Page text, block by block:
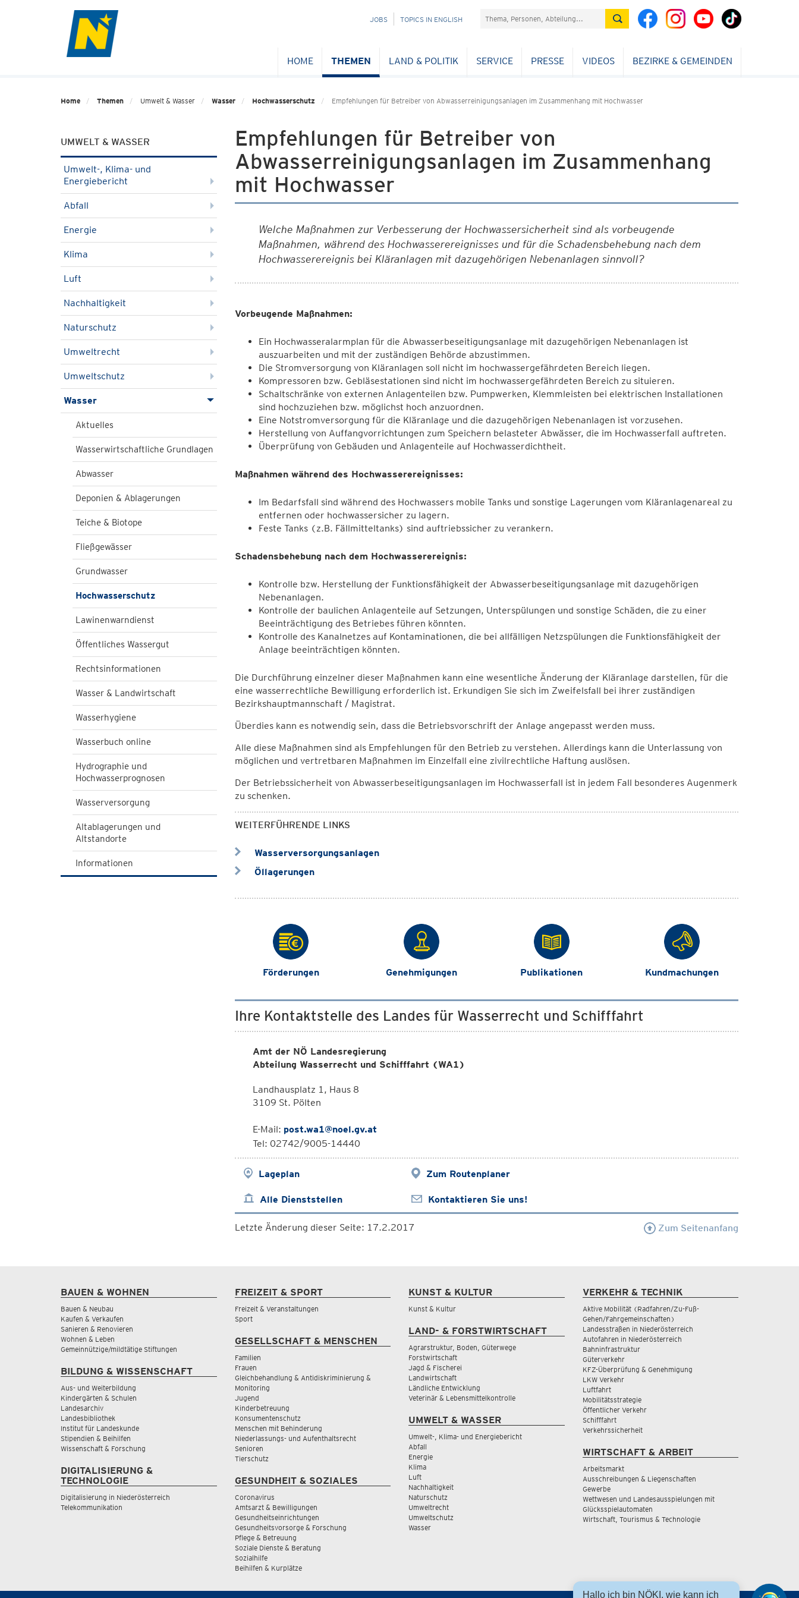
NAVIGATION
JOBS TOPICS IN ENGLISH Suchefeld
HOME THEMEN LAND & POLITIK SERVICE PRESSE VIDEOS BEZIRKE & GEMEINDEN
Home Themen Umwelt & Wasser Wasser Hochwasserschutz Empfehlungen für Betreiber von Abwasserreinigungsanlagen im Zusammenhang mit Hochwasser
UMWELT & WASSER
Umwelt-, Klima- und
Energiebericht
Abfall
Energie
Klima
Luft
Nachhaltigkeit
Naturschutz
Umweltrecht
Umweltschutz
Wasser
Aktuelles
Wasserwirtschaftliche Grundlagen
Abwasser
Deponien & Ablagerungen
Teiche & Biotope
Fließgewässer
Grundwasser
Hochwasserschutz
Lawinenwarndienst
Öffentliches Wassergut
Rechtsinformationen
Wasser & Landwirtschaft
Wasserhygiene
Wasserbuch online
Hydrographie und
Hochwasserprognosen
Wasserversorgung
Altablagerungen und
Altstandorte
Informationen
Empfehlungen für Betreiber von
Abwasserreinigungsanlagen im Zusammenhang
mit Hochwasser
Welche Maßnahmen zur Verbesserung der Hochwassersicherheit sind als vorbeugende
Maßnahmen, während des Hochwasserereignisses und für die Schadensbehebung nach dem
Hochwasserereignis bei Kläranlagen mit dazugehörigen Nebenanlagen sinnvoll?
Vorbeugende Maßnahmen:
Ein Hochwasseralarmplan für die Abwasserbeseitigungsanlage mit dazugehörigen Nebenanlagen ist
auszuarbeiten und mit der zuständigen Behörde abzustimmen.
Die Stromversorgung von Kläranlagen soll nicht im hochwassergefährdeten Bereich liegen.
Kompressoren bzw. Gebläsestationen sind nicht im hochwassergefährdeten Bereich zu situieren.
Schaltschränke von externen Anlagenteilen bzw. Pumpwerken, Klemmleisten bei elektrischen Installationen
sind hochzuziehen bzw. möglichst hoch anzuordnen.
Eine Notstromversorgung für die Kläranlage und die dazugehörigen Nebenanlagen ist vorzusehen.
Herstellung von Auffangvorrichtungen zum Speichern belasteter Abwässer, die im Hochwasserfall auftreten.
Überprüfung von Gebäuden und Anlagenteile auf Hochwasserdichtheit.
Maßnahmen während des Hochwasserereignisses:
Im Bedarfsfall sind während des Hochwassers mobile Tanks und sonstige Lagerungen vom Kläranlagenareal zu
entfernen oder hochwassersicher zu lagern.
Feste Tanks (z.B. Fällmitteltanks) sind auftriebssicher zu verankern.
Schadensbehebung nach dem Hochwasserereignis:
Kontrolle bzw. Herstellung der Funktionsfähigkeit der Abwasserbeseitigungsanlage mit dazugehörigen
Nebenanlagen.
Kontrolle der baulichen Anlagenteile auf Setzungen, Unterspülungen und sonstige Schäden, die zu einer
Beeinträchtigung des Betriebes führen könnten.
Kontrolle des Kanalnetzes auf Kontaminationen, die bei allfälligen Netzspülungen die Funktionsfähigkeit der
Anlage beeinträchtigen könnten.
Die Durchführung einzelner dieser Maßnahmen kann eine wesentliche Änderung der Kläranlage darstellen, für die
eine wasserrechtliche Bewilligung erforderlich ist. Erkundigen Sie sich im Zweifelsfall bei ihrer zuständigen
Bezirkshauptmannschaft / Magistrat.
Überdies kann es notwendig sein, dass die Betriebsvorschrift der Anlage angepasst werden muss.
Alle diese Maßnahmen sind als Empfehlungen für den Betrieb zu verstehen. Allerdings kann die Unterlassung von
möglichen und vertretbaren Maßnahmen im Einzelfall eine zivilrechtliche Haftung auslösen.
Der Betriebssicherheit von Abwasserbeseitigungsanlagen im Hochwasserfall ist in jedem Fall besonderes Augenmerk
zu schenken.
WEITERFÜHRENDE LINKS
Wasserversorgungsanlagen
Öllagerungen
Förderungen Genehmigungen Publikationen Kundmachungen
Ihre Kontaktstelle des Landes für Wasserrecht und Schifffahrt
Amt der NÖ Landesregierung
Abteilung Wasserrecht und Schifffahrt (WA1)
Landhausplatz 1, Haus 8
3109 St. Pölten
E-Mail: post.wa1@noel.gv.at
Tel: 02742/9005-14440
Lageplan Zum Routenplaner
Alle Dienststellen Kontaktieren Sie uns!
Letzte Änderung dieser Seite: 17.2.2017 Zum Seitenanfang
BAUEN & WOHNEN
Bauen & Neubau
Kaufen & Verkaufen
Sanieren & Renovieren
Wohnen & Leben
Gemeinnützige/mildtätige Stiftungen
BILDUNG & WISSENSCHAFT
Aus- und Weiterbildung
Kindergärten & Schulen
Landesarchiv
Landesbibliothek
Institut für Landeskunde
Stipendien & Beihilfen
Wissenschaft & Forschung
DIGITALISIERUNG &
TECHNOLOGIE
Digitalisierung in Niederösterreich
Telekommunikation
FREIZEIT & SPORT
Freizeit & Veranstaltungen
Sport
GESELLSCHAFT & MENSCHEN
Familien
Frauen
Gleichbehandlung & Antidiskriminierung &
Monitoring
Jugend
Kinderbetreuung
Konsumentenschutz
Menschen mit Behinderung
Niederlassungs- und Aufenthaltsrecht
Senioren
Tierschutz
GESUNDHEIT & SOZIALES
Coronavirus
Amtsarzt & Bewilligungen
Gesundheitseinrichtungen
Gesundheitsvorsorge & Forschung
Pflege & Betreuung
Soziale Dienste & Beratung
Sozialhilfe
Beihilfen & Kurplätze
KUNST & KULTUR
Kunst & Kultur
LAND- & FORSTWIRTSCHAFT
Agrarstruktur, Boden, Güterwege
Forstwirtschaft
Jagd & Fischerei
Landwirtschaft
Ländliche Entwicklung
Veterinär & Lebensmittelkontrolle
UMWELT & WASSER
Umwelt-, Klima- und Energiebericht
Abfall
Energie
Klima
Luft
Nachhaltigkeit
Naturschutz
Umweltrecht
Umweltschutz
Wasser
VERKEHR & TECHNIK
Aktive Mobilität (Radfahren/Zu-Fuß-
Gehen/Fahrgemeinschaften)
Landesstraßen in Niederösterreich
Autofahren in Niederösterreich
Bahninfrastruktur
Güterverkehr
KFZ-Überprüfung & Genehmigung
LKW Verkehr
Luftfahrt
Mobilitätsstrategie
Öffentlicher Verkehr
Schifffahrt
Verkehrssicherheit
WIRTSCHAFT & ARBEIT
Arbeitsmarkt
Ausschreibungen & Liegenschaften
Gewerbe
Wettwesen und Landesausspielungen mit
Glücksspielautomaten
Wirtschaft, Tourismus & Technologie
Hallo ich bin NÖKI, wie kann ich